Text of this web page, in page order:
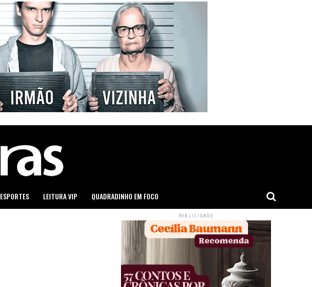
ESPORTES LEITURA VIP QUADRADINHO EM FOCO
PUBLICIDADE